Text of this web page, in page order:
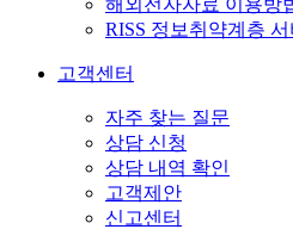
해외전자자료 이용방
RISS 정보취약계층
고객센터
자주 찾는 질문
상담 신청
상담 내역 확인
고객제안
신고센터